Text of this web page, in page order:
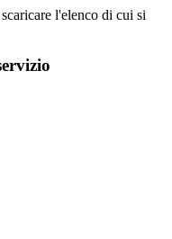
l'elenco di cui si